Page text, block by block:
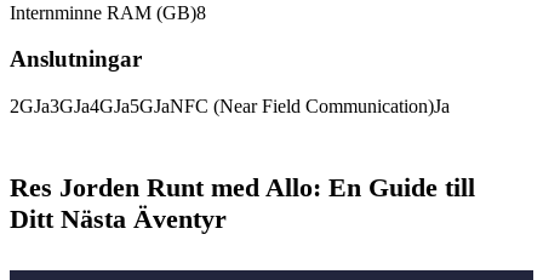
Internminne RAM (GB)8
Anslutningar
2GJa3GJa4GJa5GJaNFC (Near Field Communication)Ja
Res Jorden Runt med Allo: En Guide till
Ditt Nästa Äventyr